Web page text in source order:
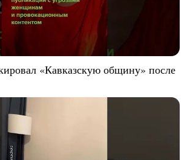
«Кавказскую общину» после